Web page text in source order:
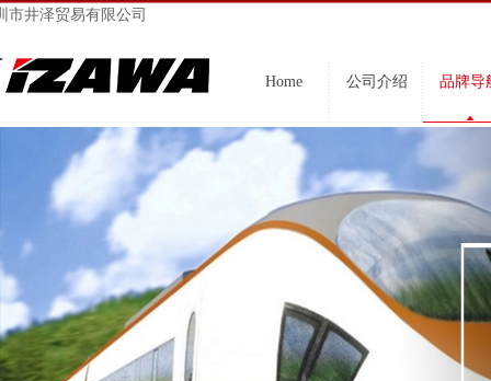
市井泽贸易有限公司
Home 公司介绍 品牌导